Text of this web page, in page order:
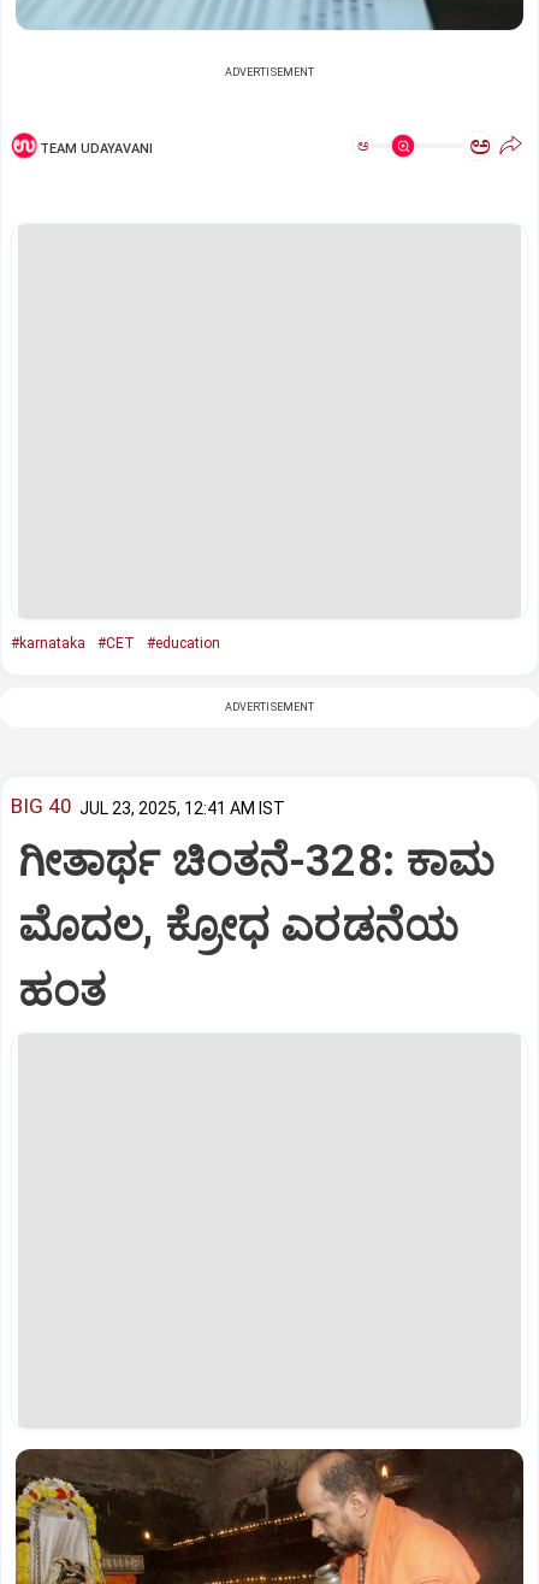
ADVERTISEMENT
TEAM UDAYAVANI ಅ ಅ
#karnataka #CET #education
ADVERTISEMENT
BIG 40 JUL 23, 2025, 12:41 AM IST
ಗೀತಾರ್ಥ ಚಿಂತನೆ-328: ಕಾಮ
ಮೊದಲ, ಕ್ರೋಧ ಎರಡನೆಯ
ಹಂತ